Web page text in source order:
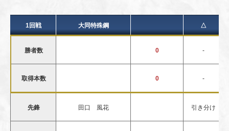
1回戦 大同特殊鋼 △
勝者数 0 -
取得本数 0 -
先鋒 田口 風花 引き分け